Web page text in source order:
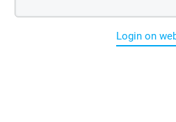
Login on